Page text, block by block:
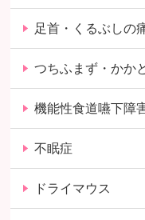
足首・くるぶしの
つちふまず・かか
機能性食道嚥下障
不眠症
ドライマウス